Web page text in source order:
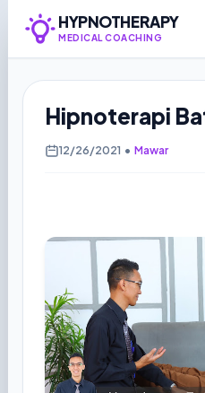
HYPNOTHERAPY
MEDICAL COACHING
Hipnoterapi
12/26/2021 • Mawar